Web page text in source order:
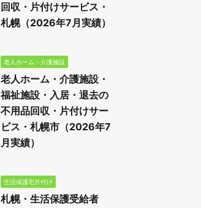
回収・片付けサービス・
札幌（2026年7月実績）
老人ホーム・介護施設
老人ホーム・介護施設・
福祉施設・入居・退去の
不用品回収・片付けサー
ビス・札幌市（2026年7
月実績）
生活保護宅片付け
札幌・生活保護受給者